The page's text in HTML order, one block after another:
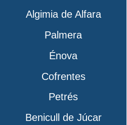
Algimia de Alfara
Palmera
Énova
Cofrentes
Petrés
Benicull de Júcar